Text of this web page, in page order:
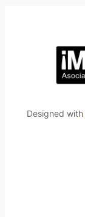
Designed with